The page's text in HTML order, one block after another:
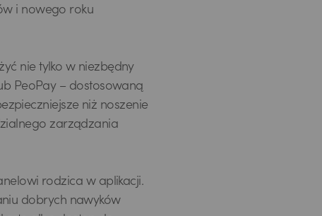
i nowego roku
nie tylko w niezbędny
PeoPay – dostosowaną
niż noszenie
zarządzania
rodzica w aplikacji.
dobrych nawyków